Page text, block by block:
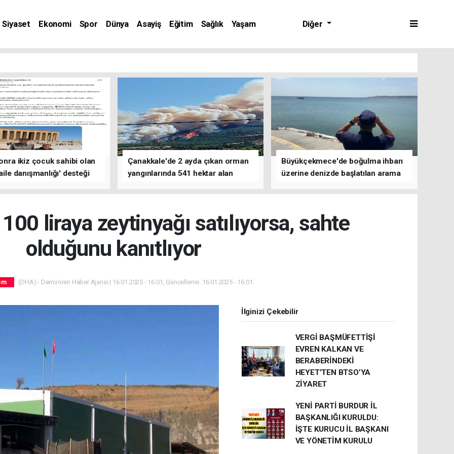
Siyaset Ekonomi Spor Dünya Asayiş Eğitim Sağlık
Yaşam
Diğer
ikiz çocuk sahibi olan
danışmanlığı' desteği
Çanakkale'de 2 ayda çıkan orman
yangınlarında 541 hektar alan
Büyükçekmece'de boğulma ihbarı
üzerine denizde başlatılan arama
liraya zeytinyağı satılıyorsa, sahte
olduğunu kanıtlıyor
(DHA) - Demirören Haber Ajansı | 16.01.2025 - 16:01, Güncelleme: 16.01.2025 - 16:01
İlginizi Çekebilir
VERGİ BAŞMÜFETTİŞİ
EVREN KALKAN VE
BERABERİNDEKİ
HEYET’TEN BTSO’YA
ZİYARET
YENİ PARTİ BURDUR İL
BAŞKANLIĞI KURULDU:
İŞTE KURUCU İL BAŞKANI
VE YÖNETİM KURULU